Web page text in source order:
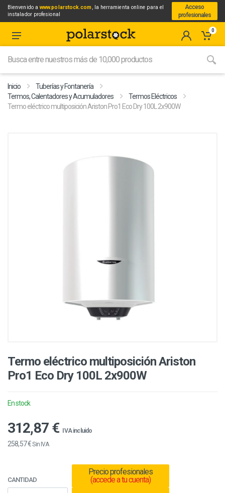
Bienvenido awww.polarstock.com, la herramienta online para el
instalador profesional
Acceso
profesionales
0
Inicio
Tuberías y Fontanería
Termos, Calentadores y Acumuladores
Termos Eléctricos
Termo eléctrico multiposición Ariston Pro1 Eco Dry 100L 2x900W
Termo eléctrico multiposición Ariston
Pro1 Eco Dry 100L 2x900W
En stock
312,87 € IVA incluido
258,57 €Sin IVA
CANTIDAD
Precio profesionales
(accede a tu cuenta)